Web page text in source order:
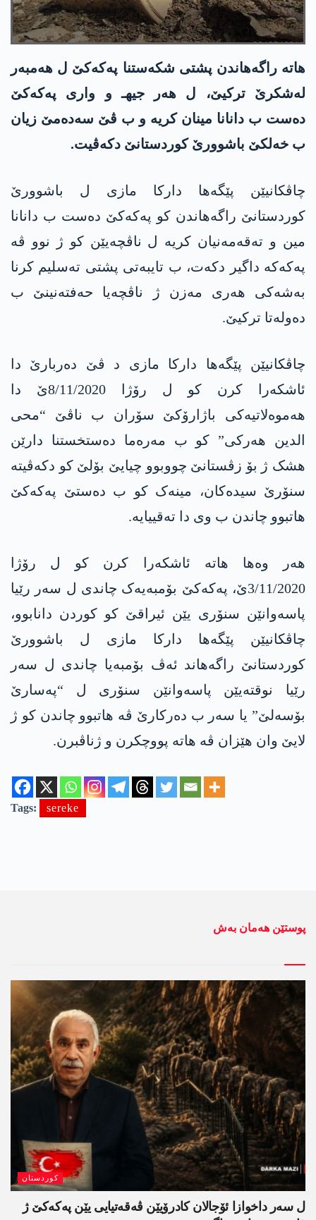
هاتە راگەهاندن پشتی شکەستنا پەکەکێ ل هەمبەر
لەشکرێ ترکیێ، ل هەر جیهـ و واری پەکەکێ
دەست ب دانانا مینان کریە و ب ڤێ سەدەمێ زیان
ب خەلکێ باشوورێ کوردستانێ دکەڤیت.
چاڤکانیێن پێگەها دارکا مازی ل باشوورێ
کوردستانێ راگەهاندن کو پەکەکێ دەست ب دانانا
مین و تەقەمەنیان کریە ل ناڤچەیێن کو ژ نوو ڤە
پەکەکە داگیر دکەت، ب تایبەتی پشتی تەسلیم کرنا
بەشەکی هەری مەزن ژ ناڤچەیا حەفتەنینێ ب
دەولەتا ترکیێ.
چاڤکانیێن پێگەها دارکا مازی د ڤێ دەربارێ دا
ئاشکەرا کرن کو ل رۆژا 8/11/2020ێ دا
هەموەلاتیەکی باژارۆکێ سۆران ب ناڤێ “محی
الدین هەرکی” کو ب مەرەما دەستخستنا دارێن
هشک ژ بۆ زڤستانێ چووبوو چیایێ بۆلێ کو دکەڤیتە
سنۆرێ سیدەکان، مینەک کو ب دەستێ پەکەکێ
هاتبوو چاندن ب وی دا تەقییایە.
هەر وەها هاتە ئاشکەرا کرن کو ل رۆژا
3/11/2020ێ، پەکەکێ بۆمبەیەک چاندی ل سەر رێیا
پاسەوانێن سنۆری یێن ئیراقێ کو کوردن دانابوو،
چاڤکانیێن پێگەها دارکا مازی ل باشوورێ
کوردستانێ راگەهاند ئەڤ بۆمبەیا چاندی ل سەر
رێیا نوقتەیێن پاسەوانێن سنۆری ل “پەسارێ
بۆسەلێ” یا سەر ب دەرکارێ ڤە هاتبوو چاندن کو ژ
لایێ وان هێزان ڤە هاتە پووچکرن و ژناڤبرن.
Tags: sereke
پوستێن ھەمان بەش
کوردستان
ل سەر داخوازا ئۆجالان کادرۆیێن ڤەقەتیایی یێن پەکەکێ ژ